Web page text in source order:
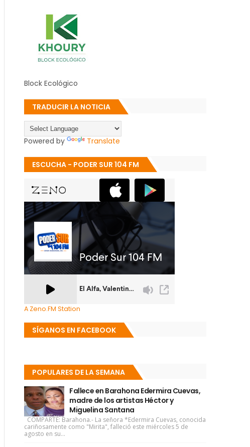
Block Ecológico
TRADUCIR LA NOTICIA
Powered by Translate
ESCUCHA - PODER SUR 104 FM
A Zeno.FM Station
SÍGANOS EN FACEBOOK
POPULARES DE LA SEMANA
Fallece en Barahona Edermira Cuevas,
madre de los artistas Héctor y
Miguelina Santana
COMPARTE: Barahona.- La señora *Edermira Cuevas, conocida
cariñosamente como "Mirita", falleció este miércoles 5 de
agosto en su...